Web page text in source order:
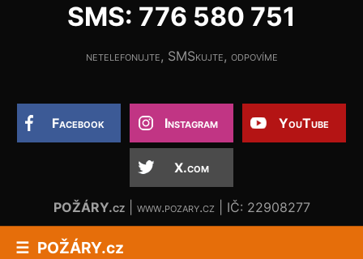
POŽÁRY.cz
SMS: 776 580 751
netelefonujte, SMSkujte, odpovíme
Facebook Instagram YouTube
X.com
POŽÁRY.cz| www.pozary.cz | IČ: 22908277